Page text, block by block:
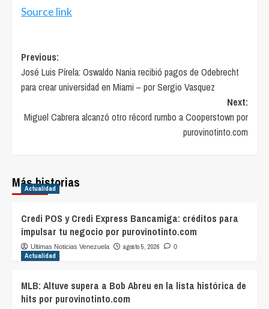
Source link
Post
navigation
Previous:
José Luis Pírela: Oswaldo Nania recibió pagos de Odebrecht
para crear universidad en Miami – por Sergio Vasquez
Next:
Miguel Cabrera alcanzó otro récord rumbo a Cooperstown por
purovinotinto.com
Más historias
Actualidad
Credi POS y Credi Express Bancamiga: créditos para
impulsar tu negocio por purovinotinto.com
Ultimas Noticias Venezuela agosto 5, 2026 0
Actualidad
MLB: Altuve supera a Bob Abreu en la lista histórica de
hits por purovinotinto.com